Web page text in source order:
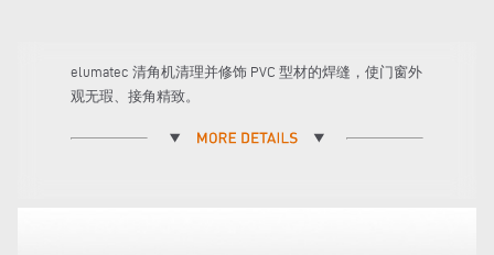
elumatec 清角机清理并修饰 PVC 型材的焊缝，使门窗外
观无瑕、接角精致。